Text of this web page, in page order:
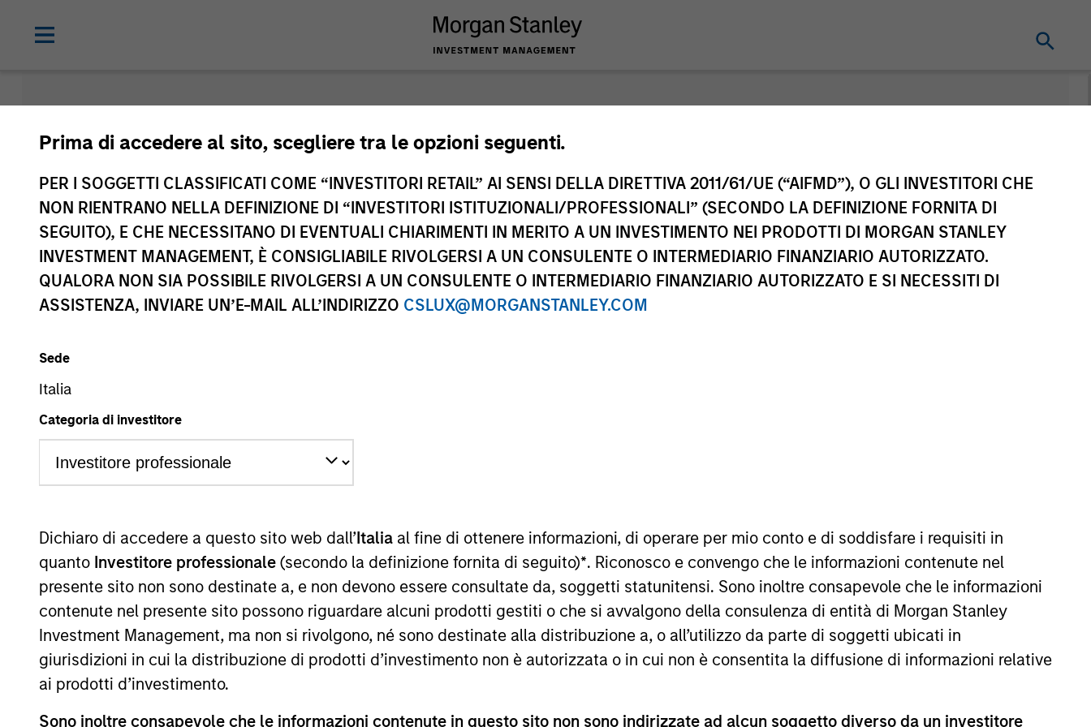
Prima di accedere al sito, scegliere tra le opzioni seguenti.
PER I SOGGETTI CLASSIFICATI COME “INVESTITORI RETAIL” AI SENSI DELLA DIRETTIVA 2011/61/UE (“AIFMD”), O GLI INVESTITORI CHE
NON RIENTRANO NELLA DEFINIZIONE DI “INVESTITORI ISTITUZIONALI/PROFESSIONALI” (SECONDO LA DEFINIZIONE FORNITA DI
SEGUITO), E CHE NECESSITANO DI EVENTUALI CHIARIMENTI IN MERITO A UN INVESTIMENTO NEI PRODOTTI DI MORGAN STANLEY
INVESTMENT MANAGEMENT, È CONSIGLIABILE RIVOLGERSI A UN CONSULENTE O INTERMEDIARIO FINANZIARIO AUTORIZZATO.
QUALORA NON SIA POSSIBILE RIVOLGERSI A UN CONSULENTE O INTERMEDIARIO FINANZIARIO AUTORIZZATO E SI NECESSITI DI
ASSISTENZA, INVIARE UN’E-MAIL ALL’INDIRIZZO CSLUX@MORGANSTANLEY.COM
Sede
Italia
Categoria di investitore
Dichiaro di accedere a questo sito web dall’Italia al fine di ottenere informazioni, di operare per mio conto e di soddisfare i requisiti in
quanto Investitore professionale (secondo la definizione fornita di seguito)*. Riconosco e convengo che le informazioni contenute nel
presente sito non sono destinate a, e non devono essere consultate da, soggetti statunitensi. Sono inoltre consapevole che le informazioni
contenute nel presente sito possono riguardare alcuni prodotti gestiti o che si avvalgono della consulenza di entità di Morgan Stanley
Investment Management, ma non si rivolgono, né sono destinate alla distribuzione a, o all’utilizzo da parte di soggetti ubicati in
giurisdizioni in cui la distribuzione di prodotti d’investimento non è autorizzata o in cui non è consentita la diffusione di informazioni relative
ai prodotti d’investimento.
Sono inoltre consapevole che le informazioni contenute in questo sito non sono indirizzate ad alcun soggetto diverso da un investitore
Morgan Stanley Investment
Funds
A AR
La performance passata non è un indicatore affidabile dei risultati futuri. I rendimenti possono aumentare o diminuire per effetto delle oscillazioni valutarie. Tutti i dati di
performance sono calcolati in base al valore del patrimonio netto (NAV), al netto delle spese, e non comprendono le commissioni e gli oneri relativi all’emissione e al rimborso
delle quote. Tutti i dati relativi alle performance e agli indici sono tratti da Morgan Stanley Investment Management.
Fare clic sul nome del Comparto per informazioni sui Rendimenti nell’anno solare.
*Devise de référence du fonds